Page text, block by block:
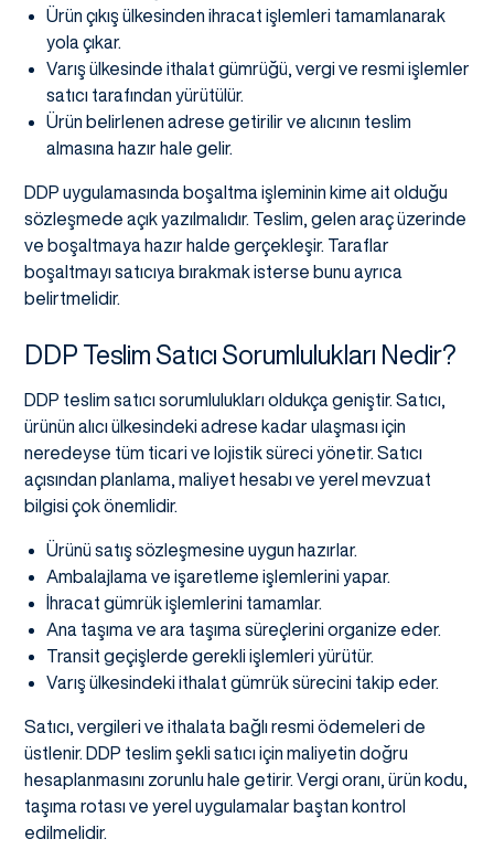
Ürün çıkış ülkesinden ihracat işlemleri tamamlanarak
yola çıkar.
Varış ülkesinde ithalat gümrüğü, vergi ve resmi işlemler
satıcı tarafından yürütülür.
Ürün belirlenen adrese getirilir ve alıcının teslim
almasına hazır hale gelir.
DDP uygulamasında boşaltma işleminin kime ait olduğu
sözleşmede açık yazılmalıdır. Teslim, gelen araç üzerinde
ve boşaltmaya hazır halde gerçekleşir. Taraflar
boşaltmayı satıcıya bırakmak isterse bunu ayrıca
belirtmelidir.
DDP Teslim Satıcı Sorumlulukları Nedir?
DDP teslim satıcı sorumlulukları oldukça geniştir. Satıcı,
ürünün alıcı ülkesindeki adrese kadar ulaşması için
neredeyse tüm ticari ve lojistik süreci yönetir. Satıcı
açısından planlama, maliyet hesabı ve yerel mevzuat
bilgisi çok önemlidir.
Ürünü satış sözleşmesine uygun hazırlar.
Ambalajlama ve işaretleme işlemlerini yapar.
İhracat gümrük işlemlerini tamamlar.
Ana taşıma ve ara taşıma süreçlerini organize eder.
Transit geçişlerde gerekli işlemleri yürütür.
Varış ülkesindeki ithalat gümrük sürecini takip eder.
Satıcı, vergileri ve ithalata bağlı resmi ödemeleri de
üstlenir. DDP teslim şekli satıcı için maliyetin doğru
hesaplanmasını zorunlu hale getirir. Vergi oranı, ürün kodu,
taşıma rotası ve yerel uygulamalar baştan kontrol
edilmelidir.